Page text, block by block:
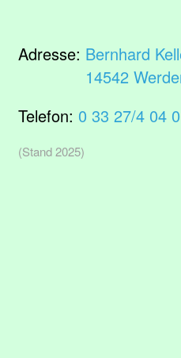
Adresse: Bernhard
14542
Telefon: 0 33 27/4 04
(Stand 2025)